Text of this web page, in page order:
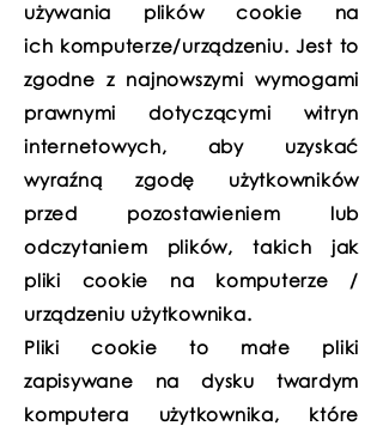
używania plików cookie na
ich komputerze/urządzeniu. Jest to
zgodne z najnowszymi wymogami
prawnymi dotyczącymi witryn
internetowych, aby uzyskać
wyraźną zgodę użytkowników
przed pozostawieniem lub
odczytaniem plików, takich jak
pliki cookie na komputerze /
urządzeniu użytkownika.
Pliki cookie to małe pliki
zapisywane na dysku twardym
komputera użytkownika, które